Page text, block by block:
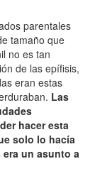
parentales
tamaño que
no es tan
de las epífisis,
eran estas
Las
hacer esta
solo lo hacía
un asunto a